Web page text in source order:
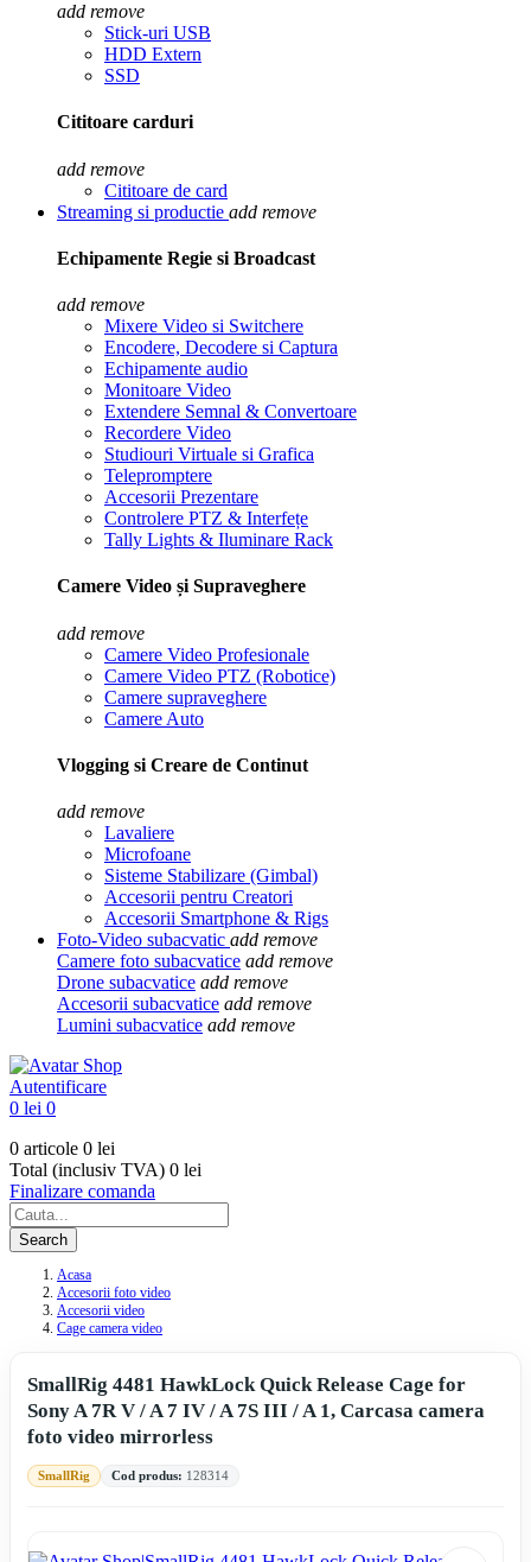
add remove
Stick-uri USB
HDD Extern
SSD
Cititoare carduri
add remove
Cititoare de card
Streaming si productie add remove
Echipamente Regie si Broadcast
add remove
Mixere Video si Switchere
Encodere, Decodere si Captura
Echipamente audio
Monitoare Video
Extendere Semnal & Convertoare
Recordere Video
Studiouri Virtuale si Grafica
Telepromptere
Accesorii Prezentare
Controlere PTZ & Interfețe
Tally Lights & Iluminare Rack
Camere Video și Supraveghere
add remove
Camere Video Profesionale
Camere Video PTZ (Robotice)
Camere supraveghere
Camere Auto
Vlogging si Creare de Continut
add remove
Lavaliere
Microfoane
Sisteme Stabilizare (Gimbal)
Accesorii pentru Creatori
Accesorii Smartphone & Rigs
Foto-Video subacvatic add remove
Camere foto subacvatice add remove
Drone subacvatice add remove
Accesorii subacvatice add remove
Lumini subacvatice add remove
Autentificare
0 lei 0
0 articole 0 lei
Total (inclusiv TVA) 0 lei
Finalizare comanda
Search
Acasa
Accesorii foto video
Accesorii video
Cage camera video
SmallRig 4481 HawkLock Quick Release Cage for
Sony A 7R V / A 7 IV / A 7S III / A 1, Carcasa camera
foto video mirrorless
SmallRig Cod produs: 128314